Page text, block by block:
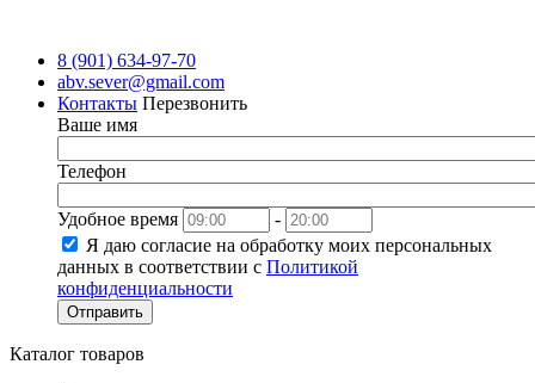
8 (901) 634-97-70
abv.sever@gmail.com
Контакты Перезвонить
Ваше имя
Телефон
Удобное время
-
Я даю согласие на обработку моих персональных
данных в соответствии с Политикой
конфиденциальности
Отправить
Каталог товаров